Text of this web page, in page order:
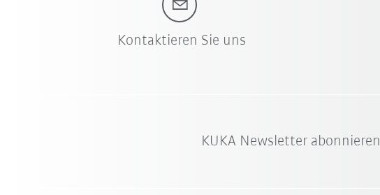
Kontaktieren Sie uns
KUKA Newsletter abonnieren